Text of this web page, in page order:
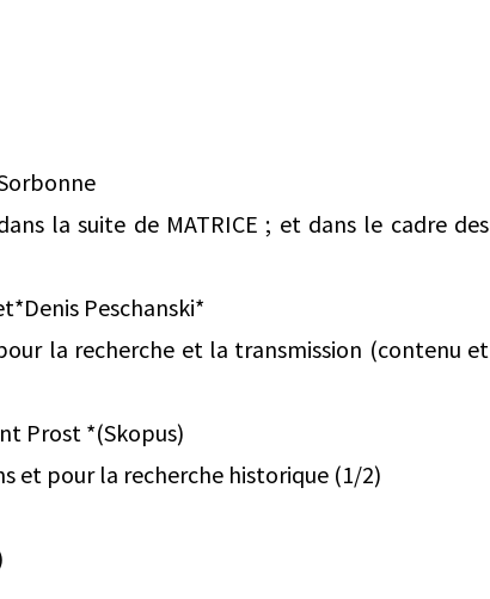
la suite de MATRICE ; et dans le cadre des
Peschanski*
la recherche et la transmission (contenu et
Prost *(Skopus)
et pour la recherche historique (1/2)